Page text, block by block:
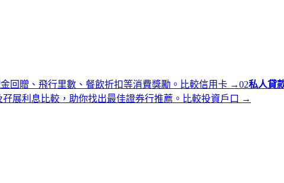
回贈、飛行里數、餐飲折扣等消費獎勵。 比較信用卡 →02私人貸
展利息比較，助你找出最佳證券行推薦。 比較投資戶口 →